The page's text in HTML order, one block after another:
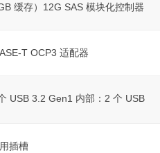
缓存）12G SAS 模块化控制器
T OCP3 适配器
USB 3.2 Gen1 内部：2 个 USB
插槽